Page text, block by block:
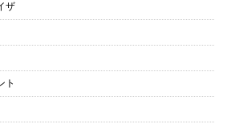
ザ
ト